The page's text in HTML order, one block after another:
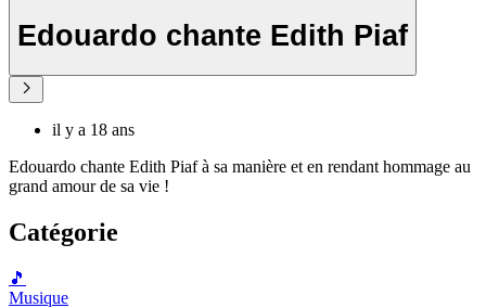
Edouardo chante Edith Piaf
il y a 18 ans
Edouardo chante Edith Piaf à sa manière et en rendant hommage au
grand amour de sa vie !
Catégorie
🎵
Musique